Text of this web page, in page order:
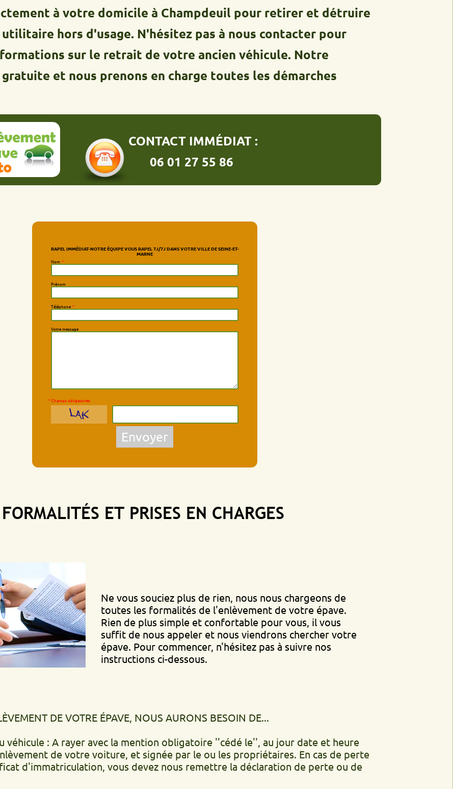
à votre domicile à Champdeuil pour retirer et détruire
hors d'usage. N'hésitez pas à nous contacter pour
sur le retrait de votre ancien véhicule. Notre
et nous prenons en charge toutes les démarches
CONTACT IMMÉDIAT :
06 01 27 55 86
RAPEL IMMÉDIAT-NOTRE ÉQUIPE VOUS RAPEL 7J/7J DANS VOTRE VILLE DE SEINE-ET-
MARNE
* Champs obligatoires
Envoyer
ET PRISES EN CHARGES
Ne vous souciez plus de rien, nous nous chargeons de
toutes les formalités de l'enlèvement de votre épave.
Rien de plus simple et confortable pour vous, il vous
suffit de nous appeler et nous viendrons chercher votre
épave. Pour commencer, n'hésitez pas à suivre nos
instructions ci-dessous.
DE VOTRE ÉPAVE, NOUS AURONS BESOIN DE...
: A rayer avec la mention obligatoire ''cédé le'', au jour date et heure
de votre voiture, et signée par le ou les propriétaires. En cas de perte
vous devez nous remettre la déclaration de perte ou de